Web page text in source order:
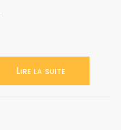
Lire la suite